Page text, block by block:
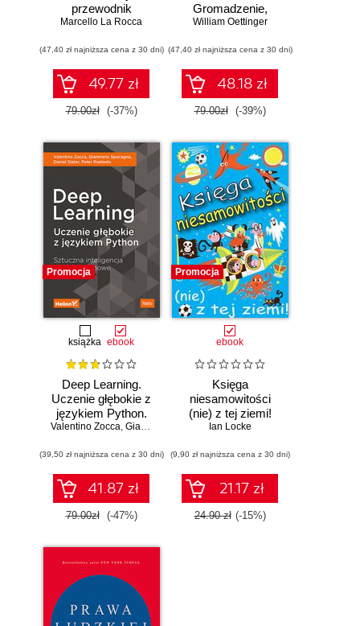
przewodnik
Marcello La Rocca
(47,40 zł najniższa cena z 30 dni)
49.77 zł
79.00zł (-37%)
Gromadzenie,
analiza i
dowodów
elektronicznych dla
początkujących.
Wydanie II
William Oettinger
(47,40 zł najniższa cena z 30 dni)
48.18 zł
79.00zł (-39%)
Promocja
książka ebook
Deep Learning.
Uczenie głębokie z
językiem Python.
Sztuczna
neuronowe
Valentino Zocca, Gianmario Spacagna , Daniel Slater
(39,50 zł najniższa cena z 30 dni)
41.87 zł
79.00zł (-47%)
Promocja
ebook
Księga
niesamowitości
(nie) z tej ziemi!
Księga faktów
niezwykłych
Ian Locke
(9,90 zł najniższa cena z 30 dni)
21.17 zł
24.90 zł (-15%)